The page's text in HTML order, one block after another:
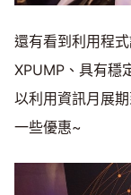
還有看到利用程
XPUMP、具有穩
以利用資訊月展
一些優惠~